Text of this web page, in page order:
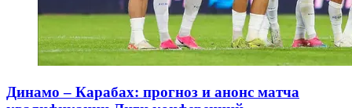
Динамо – Карабах: прогноз и анонс матча